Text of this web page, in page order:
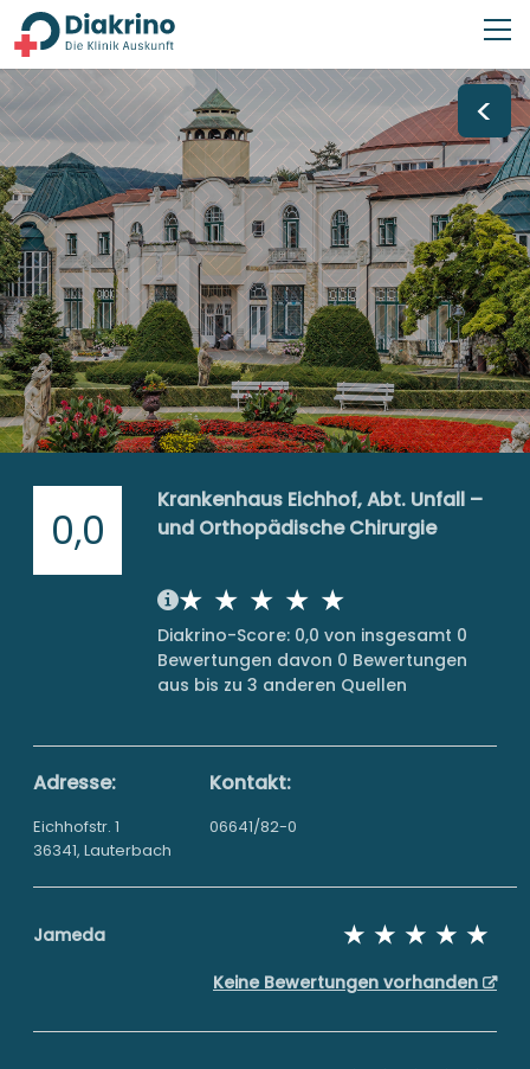
<
0,0
Krankenhaus Eichhof, Abt. Unfall –
und Orthopädische Chirurgie
Diakrino-Score: 0,0 von insgesamt 0
Bewertungen davon 0 Bewertungen
aus bis zu 3 anderen Quellen
Adresse:
Eichhofstr. 1
36341, Lauterbach
Kontakt:
06641/82-0
Jameda
Keine Bewertungen vorhanden